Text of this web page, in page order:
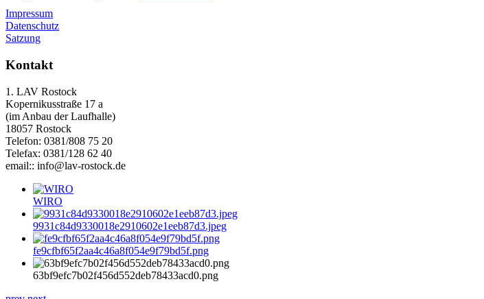
Impressum
Datenschutz
Satzung
Kontakt
1. LAV Rostock
Kopernikusstraße 17 a
(im Anbau der Laufhalle)
18057 Rostock
Telefon: 0381/808 75 20
Telefax: 0381/128 62 40
email:: info@lav-rostock.de
WIRO
9931c84d9330018e2910602e1eeb87d3.jpeg
fe9cfbf65f2aa4c46a8f054e9f79bd5f.png
63bf9efc7b02f456d552deb78433acd0.png